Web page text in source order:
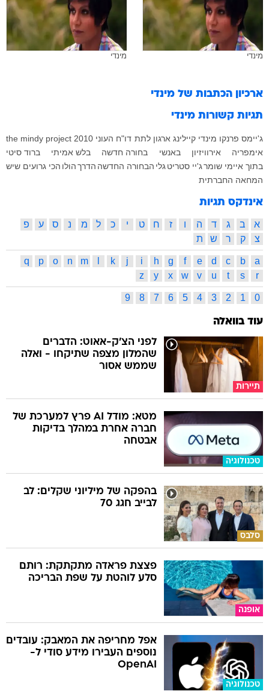
מינדי מינדי
ארכיון הכתבות של מינדי
תגיות קשורות מינדי
ג'יימס פרנקו מינדי קיילינג ארגון לתת דו"ח העוני 2010
the mindy project
אימפריה
אירוויזיון באנשי בחורה חדשה בלש אמיתי
ברוד סיטי
בתוך איימי שומרג'יי סטריטגלי הבחורה החדשה הדרךהולו הכי גרועים שיש
המחאה החברתית
אינדקס תגיות
א ב ג ד ה ו ז ח ט י כ ל מ נ ס ע
פ
צ
ק ר ש ת
a
b
c
d
e
f
g
h
i
j
k
m
n
o
p
q
r
s
t
u
v
w
x
y
z
0
1
2
3
4
5
6
7
8
9
עוד בוואלה
תיירות
לפני הצ'ק-אאוט: הדברים
שהמלון מצפה שתיקחו - ואלה
שממש אסור
טכנולוגיה
מטא: מודל AI פרץ למערכת של
חברה אחרת במהלך בדיקות
אבטחה
סלבס
בהפקה של מיליוני שקלים: לב
לבייב חגג 70
אופנה
פצצת פראדה מתקתקת: רותם
סלע לוהטת על שפת הבריכה
טכנולוגיה
אפל מחריפה את המאבק: עובדים
נוספים העבירו מידע סודי ל-
OpenAI